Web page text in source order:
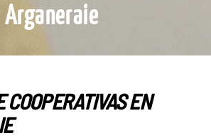
Arganeraie
COOPERATIVAS EN